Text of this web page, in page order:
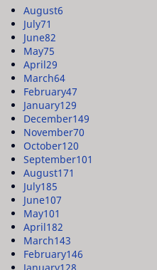
August6
July71
June82
May75
April29
March64
February47
January129
December149
November70
October120
September101
August171
July185
June107
May101
April182
March143
February146